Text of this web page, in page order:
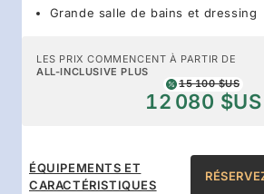
Grande salle de bains et dressing
LES PRIX COMMENCENT À PARTIR DE
ALL-INCLUSIVE PLUS
15 100 $US
12 080 $US
ÉQUIPEMENTS ET
CARACTÉRISTIQUES